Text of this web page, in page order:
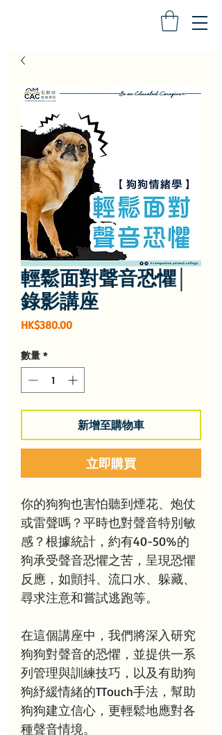
輕鬆面對聲音恐懼│
錄影講座
HK$380.00價
數量 *
新增至購物車
立即購買
你的狗狗也害怕聽到煙花、炮仗
或雷聲嗎？平時也對聲音特別敏
感？根據統計，約有40-50%的
狗承受聲音恐懼之苦，呈現恐懼
反應，如顫抖、流口水、躲藏、
尋求注意和嘗試逃跑等。
在這個講座中，我們將深入研究
狗狗對聲音的恐懼，並提供一系
列管理與訓練技巧，以及有助狗
狗紓緩情緒的TTouch手法，幫助
狗狗建立信心，更輕鬆地應對各
種聲音情境。